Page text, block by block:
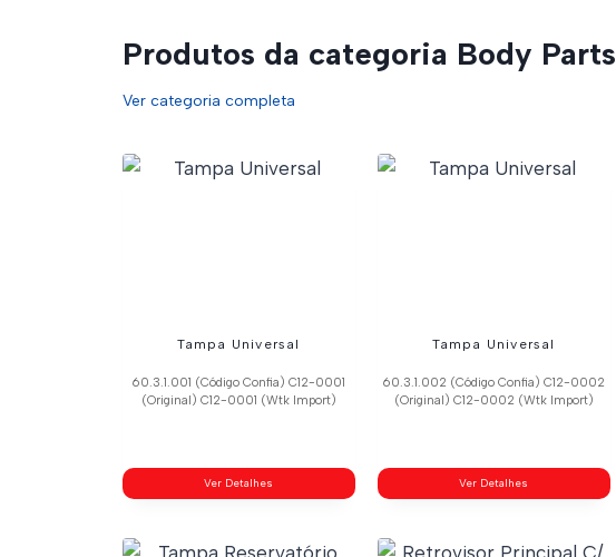
Produtos da categoria Body Parts
Ver categoria completa
Tampa Universal
60.3.1.001 (Código Confia) C12-0001
(Original) C12-0001 (Wtk Import)
Ver Detalhes
Tampa Universal
60.3.1.002 (Código Confia) C12-0002
(Original) C12-0002 (Wtk Import)
Ver Detalhes